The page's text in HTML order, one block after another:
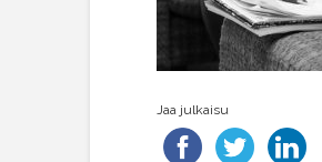
Jaa julkaisu